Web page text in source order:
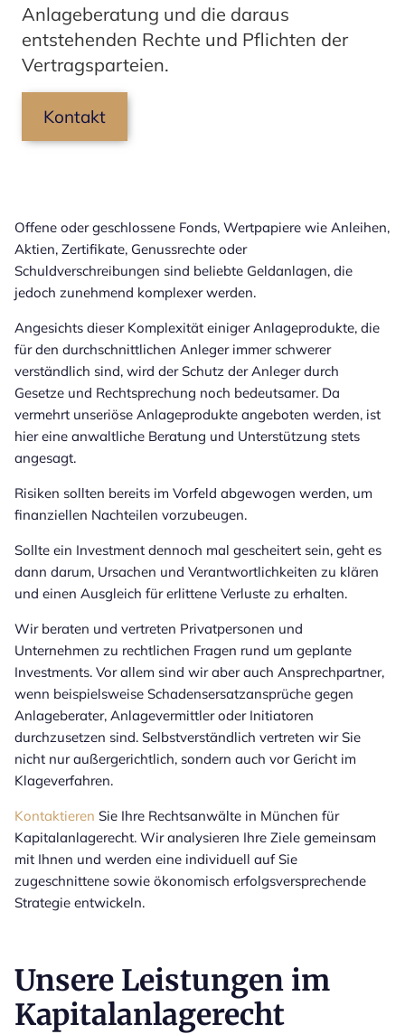
Anlageberatung und die daraus
entstehenden Rechte und Pflichten der
Vertragsparteien.
Kontakt
Offene oder geschlossene Fonds, Wertpapiere wie Anleihen,
Aktien, Zertifikate, Genussrechte oder
Schuldverschreibungen sind beliebte Geldanlagen, die
jedoch zunehmend komplexer werden.
Angesichts dieser Komplexität einiger Anlageprodukte, die
für den durchschnittlichen Anleger immer schwerer
verständlich sind, wird der Schutz der Anleger durch
Gesetze und Rechtsprechung noch bedeutsamer. Da
vermehrt unseriöse Anlageprodukte angeboten werden, ist
hier eine anwaltliche Beratung und Unterstützung stets
angesagt.
Risiken sollten bereits im Vorfeld abgewogen werden, um
finanziellen Nachteilen vorzubeugen.
Sollte ein Investment dennoch mal gescheitert sein, geht es
dann darum, Ursachen und Verantwortlichkeiten zu klären
und einen Ausgleich für erlittene Verluste zu erhalten.
Wir beraten und vertreten Privatpersonen und
Unternehmen zu rechtlichen Fragen rund um geplante
Investments. Vor allem sind wir aber auch Ansprechpartner,
wenn beispielsweise Schadensersatzansprüche gegen
Anlageberater, Anlagevermittler oder Initiatoren
durchzusetzen sind. Selbstverständlich vertreten wir Sie
nicht nur außergerichtlich, sondern auch vor Gericht im
Klageverfahren.
Kontaktieren Sie Ihre Rechtsanwälte in München für
Kapitalanlagerecht. Wir analysieren Ihre Ziele gemeinsam
mit Ihnen und werden eine individuell auf Sie
zugeschnittene sowie ökonomisch erfolgsversprechende
Strategie entwickeln.
Unsere Leistungen im
Kapitalanlagerecht